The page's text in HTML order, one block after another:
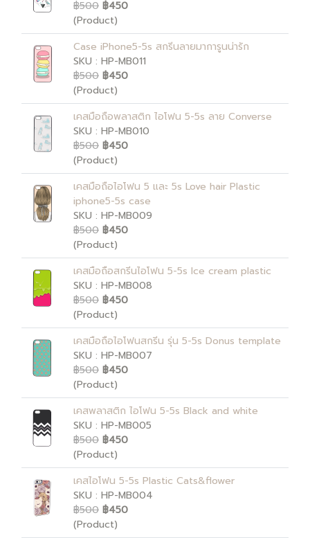
฿500 ฿450
(Product)
Case iPhone5-5s สกรีนลายมาการูนน่ารัก
SKU : HP-MB011
฿500 ฿450
(Product)
เคสมือถือพลาสติก ไอโฟน 5-5s ลาย Converse
SKU : HP-MB010
฿500 ฿450
(Product)
เคสมือถือไอโฟน 5 และ 5s Love hair Plastic
iphone5-5s case
SKU : HP-MB009
฿500 ฿450
(Product)
เคสมือถือสกรีนไอโฟน 5-5s Ice cream plastic
SKU : HP-MB008
฿500 ฿450
(Product)
เคสมือถือไอโฟนสกรีน รุ่น 5-5s Donus template
SKU : HP-MB007
฿500 ฿450
(Product)
เคสพลาสติก ไอโฟน 5-5s Black and white
SKU : HP-MB005
฿500 ฿450
(Product)
เคสไอโฟน 5-5s Plastic Cats&flower
SKU : HP-MB004
฿500 ฿450
(Product)